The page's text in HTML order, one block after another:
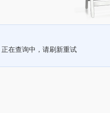
正在查询中，请刷新重试